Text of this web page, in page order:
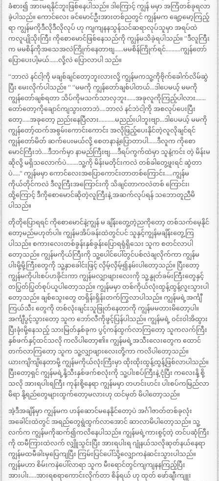
ခံစား၍ အားမရနိုင်ဘူးဖြစ်နေပါသည်။ ဒါကြောင့် ကျွန် မမှာ အကြံတစ်ခုရလာ
ခဲ့ပါသည်။ ကောင်လေး ခင်မောင်ဦးအားတစ်ညတွင် ကျွန်မက ချော့မော့ကြည့်
ရာ ကျွန်မကိုဒီလိုဒီလိုလုပ် ဟု ကျကျနနသွန်သင်ဆရာလုပ်သူမှာ အရပ်ထဲ
ကလူပျိုသိုးကြီး ကိုစောမောင်ဖြစ်နေသည်ကို ကျွန်မသိခဲ့ရပါသည်။ “ဒီလူကြီး
က မမစိန်ကိုအသေအလဲကြိုက်နေတာဗျ……မမစိန်ကြိုက်ရင်……….ကျွန်တော်
ပြောပေးပါ့မယ်……လို့လဲ ပြောလာပါ သည်။
“ဘာလဲ နင်ငါ့ကို မချစ်ချင်တော့ဘူးလားလို့ ကျွန်မကသူ့ကိုဗိုက်ခေါက်လိမ်ဆွဲ
ပြီး မေးလိုက်ပါသည်။ “ “မမကို ကျွန်တော်ချစ်ပါတယ်…ဒါပေမယ့် မမကို
ကျွန်တော်ချစ်ရတာ သိပ်ကိုမသက်သာလှဘူး……အခုလူကိုကြည့်ပါလား…….
တော်တော့ကိုချောင်ကျသွားတာဘဲ….ဘာလဲ နင်ဘဲငါ့ကို အစလုပ်ပေးပြီး
တော့…..အခုတော့ ညည်းနေပြီလား………..မညည်းပါဘူးဗျာ…ဒါပေမယ့် မမကို
ကျွန်တော့်ထက်အစွမ်းကောင်းကောင်း အလိုဖြည့်ပေးနိုင်တဲ့လူလိုချင်ရင်
ကျွန်တော်မိတ် ဆက်ပေးမယ်လို့ စေတနာနဲ့ပြောတာပါ……ဒီလူက ကိုစော
မောင်ကြီးဘဲ….ဒီဘက်မှာ နာမည်ကြီးဗျ…..ဒီရပ်ကွက်ထဲမှာ သူနဲ့ကင်း တဲ့ မိန်းမ
ဆိုလို့ မရှိသလောက်ပဲ……..သူ့ကို မိန်းမတိုင်းကလဲ တစ်ခါတွေ့ဖူးရင် ဆွဲတာ
ပဲ…..“ ကျွန်မမှာ ကောင်လေးအပြောကောင်းတာတစ်ကြောင်း…..ကျွန်မ
ကိုယ်တိုင်ကလဲ ဒီလူကြီးအကြောင်းကို သိချင်တာကလဲတစ် ကြောင်း၊
ထို့ကြောင့် ဒီကိုစောမောင်ဆိုတဲ့လူကြီးနဲ့ အဆက်လုပ်ရန် သဘောတူညီမိ
ပါသည်။
တိုတိုပြောရရင် ကိုစောမောင်နဲ့ကျွန် မ ချိန်းတွေ့တဲ့ညကိုတော့ တစ်သက်မေ့နိုင်
တော့မည်မဟုတ်ပါ။ ကျွန်မအိပ်ခန်းထဲတွင်ပင် သူနှင့်ကျွန်မချိန်းတွေ့ကြ
ပါသည်။ စကားလေးတစ်ခွန်းနှစ်ခွန်းပြောရရုံရှိသေး သူက စတင်လာပါ
တော့သည်။ ကျွန်မကိုယ်ကြီးကို သူ့ပေါင်ပေါ်တွင်ပစ်လဲချလိုက်ကာ ကျွန်မ
ပါးမို့မို့ကြီးတွေကို သူ့နှာခေါင်းဖြင့် လှိမ့်လှိမ့်၍နမ်းပါတော့သည်။ ပြီးတော့
ကျွန်မကိုပါးစပ်ဟခိုင်းကာ ကျွန်မလျှာဖျားလေးကို သူ့နွုတ်ခမ်းကြီးတွေနှင့်
တပြွတ်ပြွတ်စုပ်ယူပါတော့သည်။ ကျွန်မမှာ တစ်ကိုယ်လုံးထွန့်ထွန့်လူးသွားပါ
တော့သည်။ ချစ်သွေးတွေ တရှိန်းရှိန်းတက်ကြွလာပါသည်။ ကျွန်မရဲ့အင်္ကျီ
ကြယ်သီး တွေကို တစ်လုံးချင်းသူဖြုတ်နေတာကို ကျွန်မမတားမိတော့ပါ။
အင်္ကျီပွင့်သွားတော့ သူက ဘော်လီကိုဖွင့်ပြန်ပါသည်။ ကျွန်မရဲ့ ဝင်းဝါအိထွား
ပြီးခုံးမို့နေသည့် သားမြတ်နှစ်ခုက ပွင့်ကန်ထွက်လာကြတော့ သူကလက်ကြီး
နှစ်ဖက်နှင့်ထင်သလို ကလိပါတော့၏။ ကျွန်မရဲ့အသီးလေးတွေက ထောင်
တက်လာကြတော့ သူက သူ့လျှာဖျားလေးတို့ကာ ကလိပါတော့သည်။
ယားကျိကျိနေတာမို့ ကျွန်မကိုယ်လုံးကြီးမှာ ထိုးထိုးထွန့်ထွန့်ဖြစ်လာပါသည်။
ပြီးတော့ရှင် ကျွန်မရဲ့နို့သီးနှစ်ဖက်စလုံးကို သူ့ပါးစပ်ကြီးနဲ့ ငုံပြီး ကလေးနို့ စို့
သလို အားရပါးရကြီး ကုန်းစို့နေရာ ကျွန်မမှာ တဟင်းဟင်း ပါးစပ်ကမြည်လာ
မိရာ နို့ရည်တွေများထွက်တော့မလားဟု ထင်မှတ် မိပါတော့သည်။
အဲ့ဒီအချိန်မှာ ကျွန်မက ဟန်ဆောင်မနေနိုင်တော့ပဲ အင်္ဂါဇာတ်တစ်ခုလုံး
အခေါင်းထဲတွင် အရည်တွေရွဲထွက်လာအောင် ဆာလာမိပါတော့သည်။ သူ့
လက်က ကျွန်မကိုဆက်၍ကလိနေပါသည်။ ကျွန်မရဲ့ကားစွင့်တဲ့ တင်ပဆုံကြီး
ကို ထမီကြားထဲလက် လျှိူသွင်းပြီး အားရပါးရ ဂျုံနယ်သလိုဆုတ်နယ်နေရာ
ကျွန်မထမီခါးမှပြေကျပြီး ကြမ်းပြင်ပေါ်သို့လျှောကနဲဆင်းသွားပါသည်။
ကျွန်မဟာ စိမ်းကနဲပေါ်လာရာ သူက မီးရောင်တွင်ကျကျနနကြည့်ပြီး
အားပါး…..အားရစရာကောင်းလိုက်တာ စိန်ရယ် ဟု ထုတ် ဖော်ချီးကျူး